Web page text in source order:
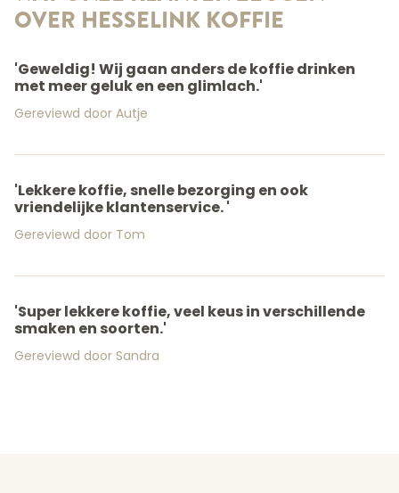
OVER HESSELINK KOFFIE
'Geweldig! Wij gaan anders de koffie drinken
met meer geluk en een glimlach.'
Gereviewd door Autje
'Lekkere koffie, snelle bezorging en ook
vriendelijke klantenservice. '
Gereviewd door Tom
'Super lekkere koffie, veel keus in verschillende
smaken en soorten.'
Gereviewd door Sandra